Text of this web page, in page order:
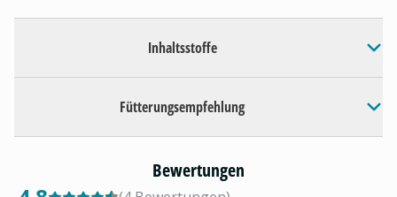
Inhaltsstoffe
Fütterungsempfehlung
Bewertungen